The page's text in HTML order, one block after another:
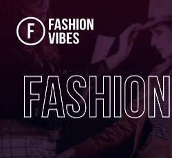
FASHION